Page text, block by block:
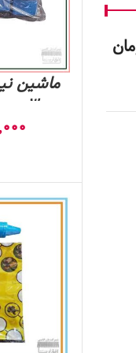
ماشین
3 عددی کد8000